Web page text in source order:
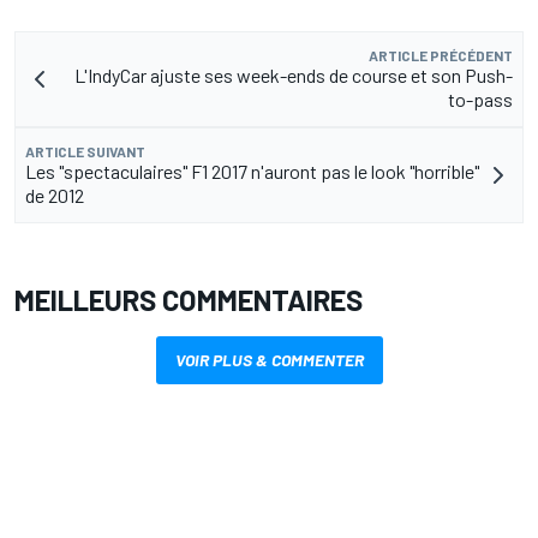
ARTICLE PRÉCÉDENT
L'IndyCar ajuste ses week-ends de course et son Push-
to-pass
ARTICLE SUIVANT
Les "spectaculaires" F1 2017 n'auront pas le look "horrible"
de 2012
MEILLEURS COMMENTAIRES
VOIR PLUS & COMMENTER